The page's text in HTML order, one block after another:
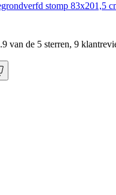
stomp 83x201,5
van de 5 sterren, 9